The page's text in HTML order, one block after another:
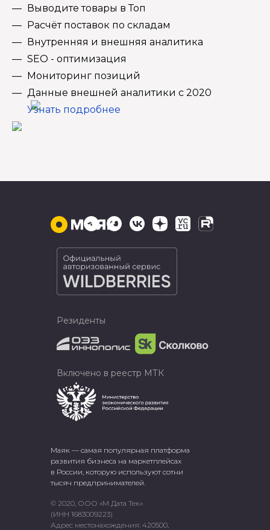
Выводите товары в Топ
Расчёт поставок по складам
Внутренняя и внешняя аналитика
SEO - оптимизация
Мониторинг позиций
Данные внешней аналитики с 2020
Узнать подробнее
Маяк — самая популярная платформа
развития бизнеса на маркетплейсах
в России, которую используют сотни
тысяч предпринимателей.
© 2020, ООО «М Дата Тек»
(ИНН 1683009223)
Адрес местонахождения: 420500,
Резиденты
Включено в реестр МТК